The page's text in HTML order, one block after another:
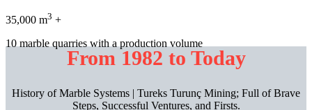
35,000 m3 +
10 marble quarries with a production volume
From 1982 to Today
History of Marble Systems | Tureks Turunç Mining; Full of Brave
Steps, Successful Ventures, and Firsts.